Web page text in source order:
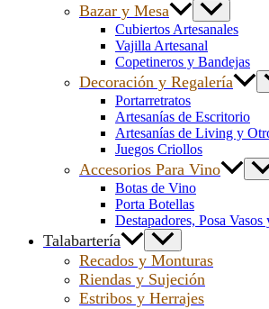
Bazar y Mesa
Cubiertos Artesanales
Vajilla Artesanal
Copetineros y Bandejas
Decoración y Regalería
Portarretratos
Artesanías de Escritorio
Artesanías de Living y
Juegos Criollos
Accesorios Para Vino
Botas de Vino
Porta Botellas
Destapadores, Posa Vasos
Talabartería
Recados y Monturas
Riendas y Sujeción
Estribos y Herrajes